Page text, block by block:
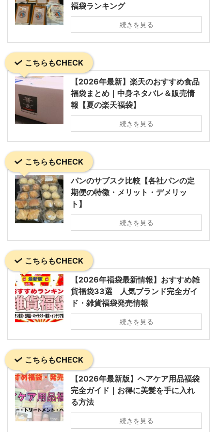
福袋ランキング
続きを見る
こちらもCHECK
【2026年最新】楽天のおすすめ食品
福袋まとめ｜中身ネタバレ＆販売情
報【夏の楽天福袋】
続きを見る
こちらもCHECK
パンのサブスク比較【各社パンの定
期便の特徴・メリット・デメリッ
ト】
続きを見る
こちらもCHECK
【2026年福袋最新情報】おすすめ雑
貨福袋33選 人気ブランド完全ガイ
ド・雑貨福袋発売情報
続きを見る
こちらもCHECK
【2026年最新版】ヘアケア用品福袋
完全ガイド｜お得に美髪を手に入れ
る方法
続きを見る